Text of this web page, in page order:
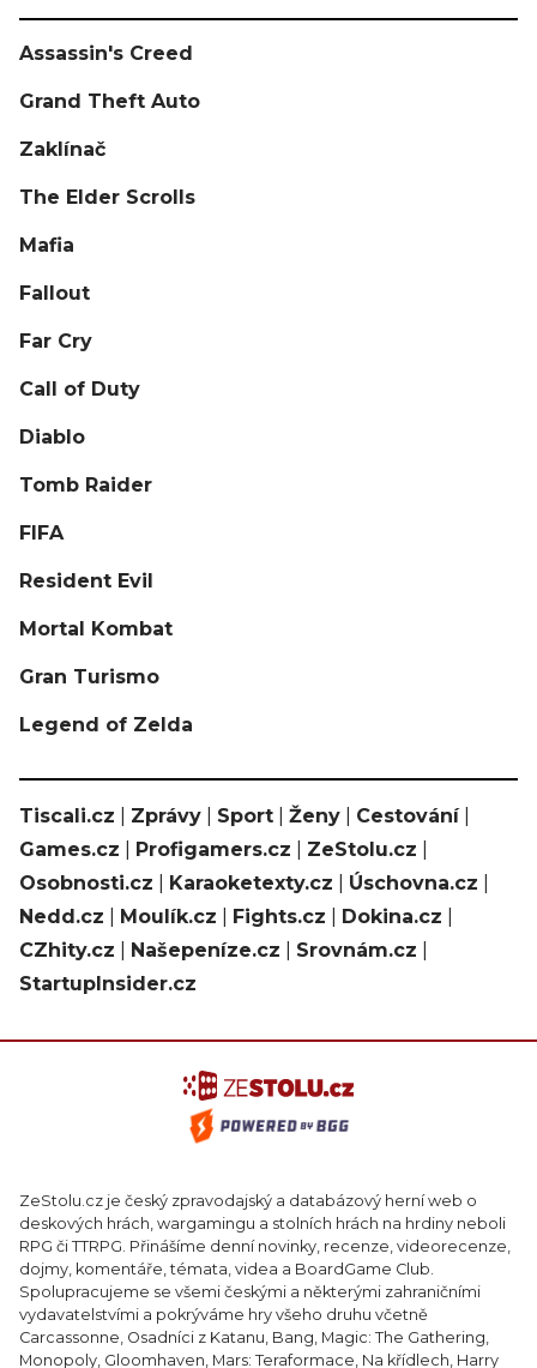
Assassin's Creed
Grand Theft Auto
Zaklínač
The Elder Scrolls
Mafia
Fallout
Far Cry
Call of Duty
Diablo
Tomb Raider
FIFA
Resident Evil
Mortal Kombat
Gran Turismo
Legend of Zelda
Tiscali.cz Zprávy Sport Ženy Cestování|
Games.cz
Profigamers.cz ZeStolu.cz
Osobnosti.cz
Karaoketexty.cz Úschovna.cz
Nedd.cz
Moulík.cz Fights.cz Dokina.cz
CZhity.cz
Našepeníze.cz Srovnám.cz
StartupInsider.cz
ZeStolu.cz je český zpravodajský a databázový herní web o
deskových hrách, wargamingu a stolních hrách na hrdiny neboli
RPG či TTRPG. Přinášíme denní novinky, recenze, videorecenze,
dojmy, komentáře, témata, videa a BoardGame Club.
Spolupracujeme se všemi českými a některými zahraničními
vydavatelstvími a pokrýváme hry všeho druhu včetně
Carcassonne, Osadníci z Katanu, Bang, Magic: The Gathering,
Monopoly, Gloomhaven, Mars: Teraformace, Na křídlech, Harry